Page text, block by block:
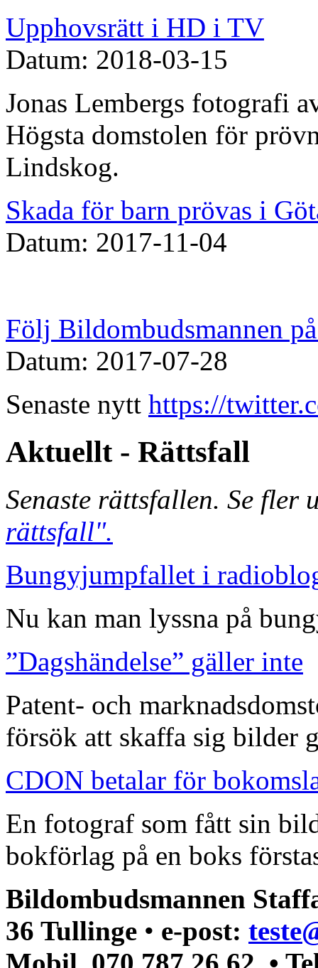
Upphovsrätt i HD i TV
Datum: 2018-03-15
Jonas Lembergs fotografi
Högsta domstolen för
Lindskog.
Skada för barn prövas i
Datum: 2017-11-04
Följ Bildombudsmannen
Datum: 2017-07-28
Senaste nytt https://
Aktuellt - Rättsfall
Senaste rättsfallen. Se
rättsfall".
Bungyjumpfallet i
Nu kan man lyssna på
”Dagshändelse” gäller inte
Patent- och
försök att skaffa sig bilder
CDON betalar för
En fotograf som fått sin
bokförlag på en boks
Bildombudsmannen
36 Tullinge • e-post: